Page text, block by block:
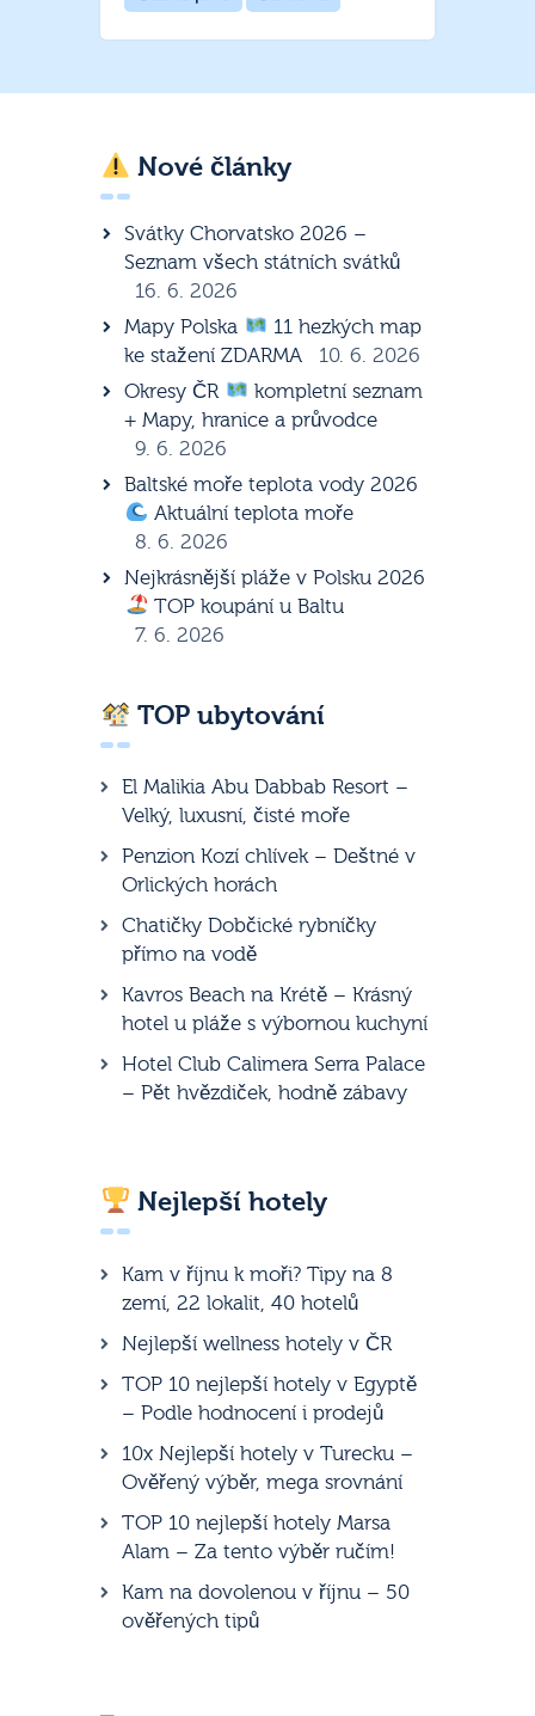
Nové články
Svátky Chorvatsko 2026 –
Seznam všech státních svátků
16. 6. 2026
Mapy Polska
11 hezkých map
ke stažení ZDARMA
10. 6. 2026
Okresy ČR
kompletní seznam
+ Mapy, hranice a průvodce
9. 6. 2026
Baltské moře teplota vody 2026
Aktuální teplota moře
8. 6. 2026
Nejkrásnější pláže v Polsku 2026
TOP koupání u Baltu
7. 6. 2026
TOP ubytování
El Malikia Abu Dabbab Resort –
Velký, luxusní, čisté moře
Penzion Kozí chlívek – Deštné v
Orlických horách
Chatičky Dobčické rybníčky
přímo na vodě
Kavros Beach na Krétě – Krásný
hotel u pláže s výbornou kuchyní
Hotel Club Calimera Serra Palace
– Pět hvězdiček, hodně zábavy
Nejlepší hotely
Kam v říjnu k moři? Tipy na 8
zemí, 22 lokalit, 40 hotelů
Nejlepší wellness hotely v ČR
TOP 10 nejlepší hotely v Egyptě
– Podle hodnocení i prodejů
10x Nejlepší hotely v Turecku –
Ověřený výběr, mega srovnání
TOP 10 nejlepší hotely Marsa
Alam – Za tento výběr ručím!
Kam na dovolenou v říjnu – 50
ověřených tipů